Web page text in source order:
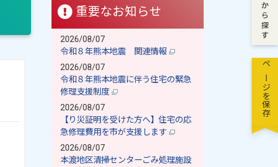
重要なお知らせ
2026/08/07
令和８年熊本地震 関連情報
2026/08/07
令和８年熊本地震に伴う住宅の緊急
修理支援制度
2026/08/07
【り災証明を受けた方へ】住宅の応
急修理費用を市が支援します
2026/08/07
本渡地区清掃センターごみ処理施設
ページを保存